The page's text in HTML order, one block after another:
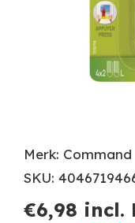
Merk: Command
SKU:
€6,98 incl.